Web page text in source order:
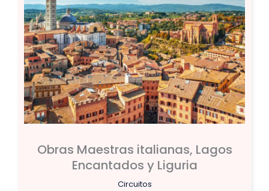
Obras Maestras italianas, Lagos
Encantados y Liguria
Circuitos